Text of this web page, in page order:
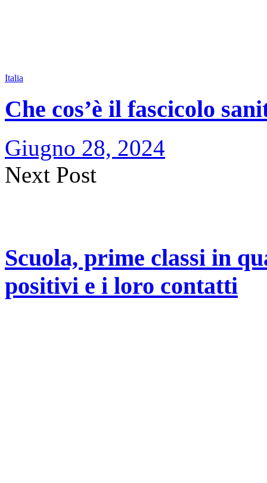
Italia
Che cos’è il fascicolo
Giugno 28, 2024
Next Post
Scuola, prime classi in
positivi e i loro contatti